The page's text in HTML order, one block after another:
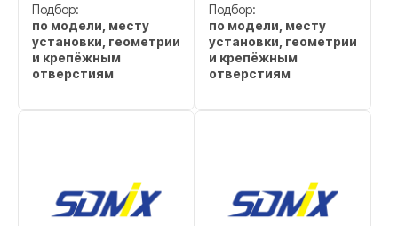
Подбор:
по модели, месту
установки, геометрии
и крепёжным
отверстиям
Подбор:
по модели, месту
установки, геометрии
и крепёжным
отверстиям